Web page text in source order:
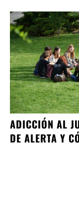
ADICCIÓN AL
DE ALERTA Y